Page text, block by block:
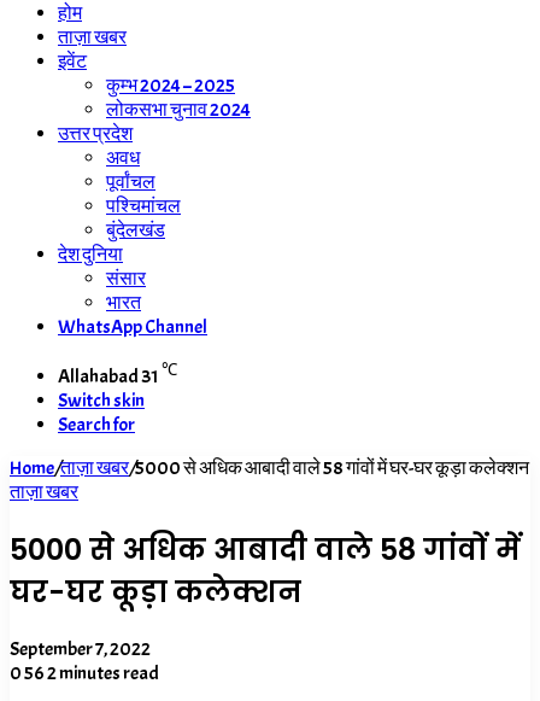
होम
ताज़ा खबर
इवेंट
कुम्भ 2024 – 2025
लोकसभा चुनाव 2024
उत्तर प्रदेश
अवध
पूर्वांचल
पश्चिमांचल
बुंदेलखंड
देश दुनिया
संसार
भारत
WhatsApp Channel
Allahabad31 ℃
Switch skin
Search for
Home/ताज़ा खबर/5000 से अधिक आबादी वाले 58 गांवों में घर-घर कूड़ा कलेक्शन
ताज़ा खबर
5000 से अधिक आबादी वाले 58 गांवों में
घर-घर कूड़ा कलेक्शन
September 7, 2022
0562 minutes read